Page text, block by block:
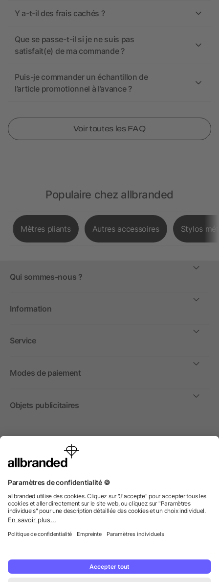
Y a-t-il des frais cachés ?
Que se passe-t-il si je ne suis pas
satisfait(e) de ma commande ?
Puis-je commander un échantillon de
l’article promotionnel à l’avance ?
Voir toutes les FAQ
Populaire chez allbranded
Mètres pliants Autres accessoires Stylos
Qui sommes-nous ?
Information
Service
Modes de paiement
Objets publicitaires
International
Nous commercialisons nos objets publicitaires et articles
non aux personnes privées.